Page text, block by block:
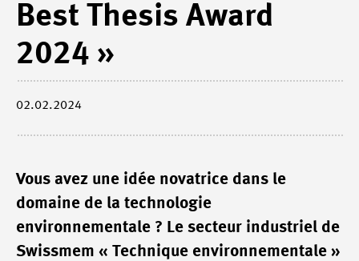
Best Thesis Award
2024 »
02.02.2024
Vous avez une idée novatrice dans le
domaine de la technologie
environnementale ? Le secteur industriel de
Swissmem « Technique environnementale »